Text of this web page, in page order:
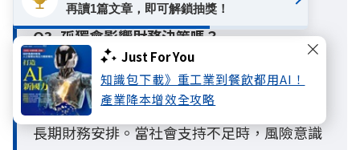
Just For You
知識包下載》重工業到餐飲都用AI！
產業降本增效全攻略
Q3. 孤獨會影響財務決策嗎？
A3： 會。調查指出，長期孤獨可能影響個人的
認知表現與決策能力，使人在面對未來規劃
時，更容易出現拖延或逃避傾向，也較難做好
長期財務安排。當社會支持不足時，風險意識
再讀1篇文章，即可解鎖抽獎！